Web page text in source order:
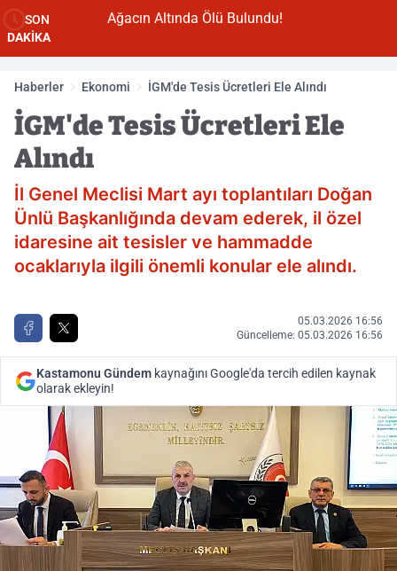
SON
DAKİKA
Ağacın Altında Ölü Bulundu!
Haberler Ekonomi İGM'de Tesis Ücretleri Ele Alındı
İGM'de Tesis Ücretleri Ele
Alındı
İl Genel Meclisi Mart ayı toplantıları Doğan
Ünlü Başkanlığında devam ederek, il özel
idaresine ait tesisler ve hammadde
ocaklarıyla ilgili önemli konular ele alındı.
05.03.2026 16:56
Güncelleme: 05.03.2026 16:56
Kastamonu Gündem kaynağını Google'da tercih edilen kaynak
olarak ekleyin!